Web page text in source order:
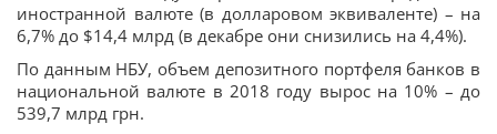
иностранной валюте (в долларовом эквиваленте) – на
6,7% до $14,4 млрд (в декабре они снизились на 4,4%).
По данным НБУ, объем депозитного портфеля банков в
национальной валюте в 2018 году вырос на 10% – до
539,7 млрд грн.